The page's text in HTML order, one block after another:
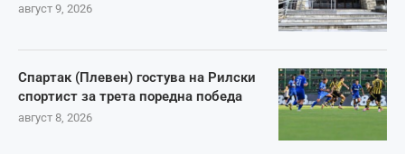
август 9, 2026
Спартак (Плевен) гостува на Рилски
спортист за трета поредна победа
август 8, 2026